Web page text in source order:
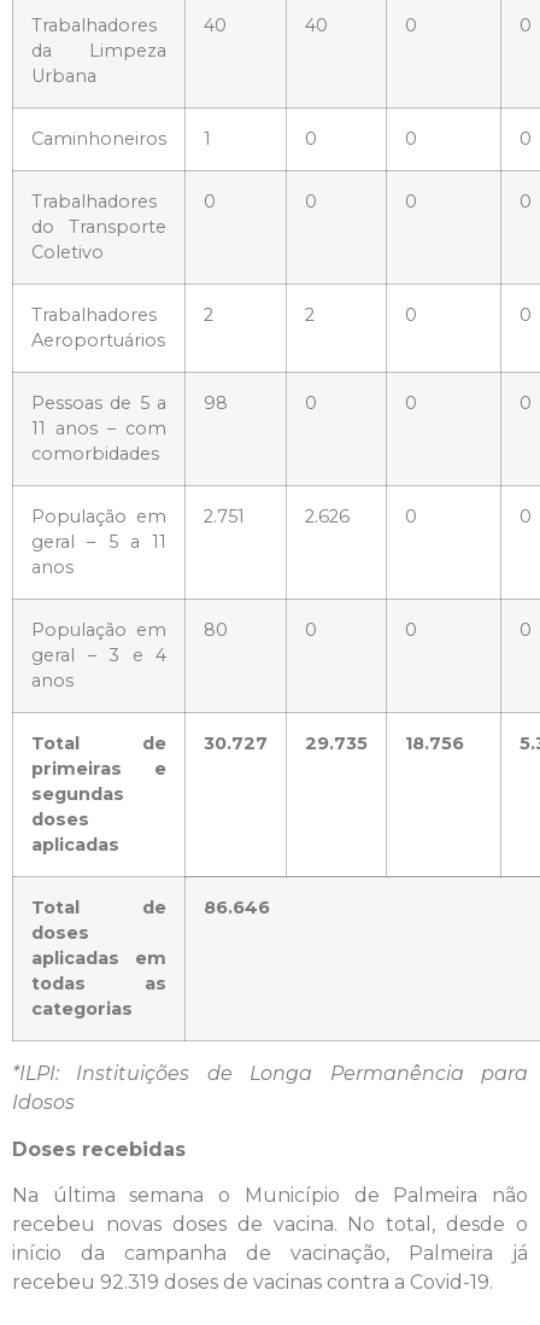
Trabalhadores
da Limpeza
Urbana
40 40 0 0
Caminhoneiros 1 0 0 0
Trabalhadores
do Transporte
Coletivo
0 0 0 0
Trabalhadores
Aeroportuários
2 2 0 0
Pessoas de 5 a
11 anos – com
comorbidades
98 0 0 0
População em
geral – 5 a 11
anos
2.751 2.626 0 0
População em
geral – 3 e 4
anos
80 0 0 0
Total de
primeiras e
segundas
doses
aplicadas
30.727 29.735 18.756
Total de
doses
aplicadas em
todas as
categorias
86.646
*ILPI: Instituições de Longa Permanência para
Idosos
Doses recebidas
Na última semana o Município de Palmeira não
recebeu novas doses de vacina. No total, desde o
início da campanha de vacinação, Palmeira já
recebeu 92.319 doses de vacinas contra a Covid-19.